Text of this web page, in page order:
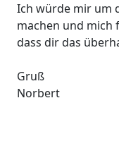
Ich würde mir um
machen und mich
dass dir das
Gruß
Norbert